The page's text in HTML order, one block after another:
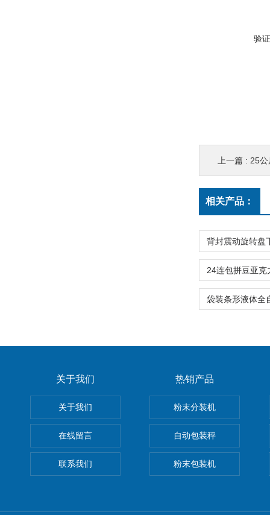
验
上一篇 : 25公
相关产品：
关于我们
关于我们
在线留言
联系我们
热销产品
粉末分装机
自动包装秤
粉末包装机